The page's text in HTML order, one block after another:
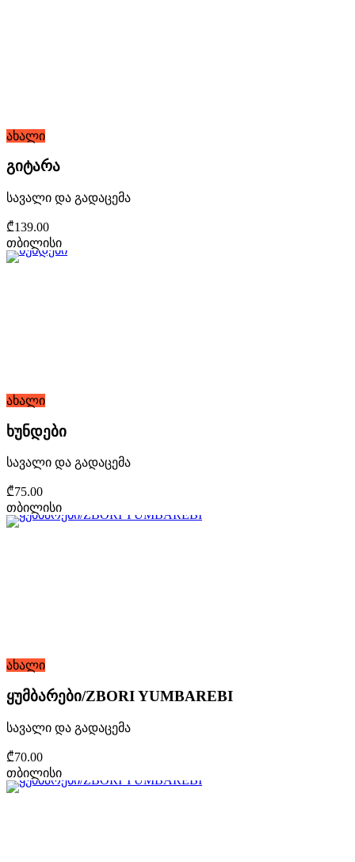
ახალი
გიტარა
სავალი და გადაცემა
₾139.00
თბილისი
ახალი
ხუნდები
სავალი და გადაცემა
₾75.00
თბილისი
ახალი
ყუმბარები/ZBORI YUMBAREBI
სავალი და გადაცემა
₾70.00
თბილისი